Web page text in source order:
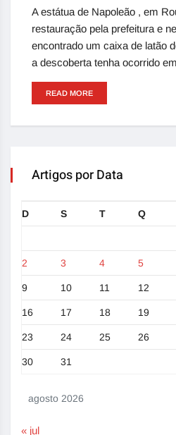
A estátua de Napoleão , em
restauração pela prefeitura e
encontrado um caixa de latão
a descoberta tenha ocorrido
READ MORE
Artigos por Data
agosto 2026
D S T Q
2 3 4 5
9 10 11 12
16 17 18 19
23 24 25 26
30 31
« jul